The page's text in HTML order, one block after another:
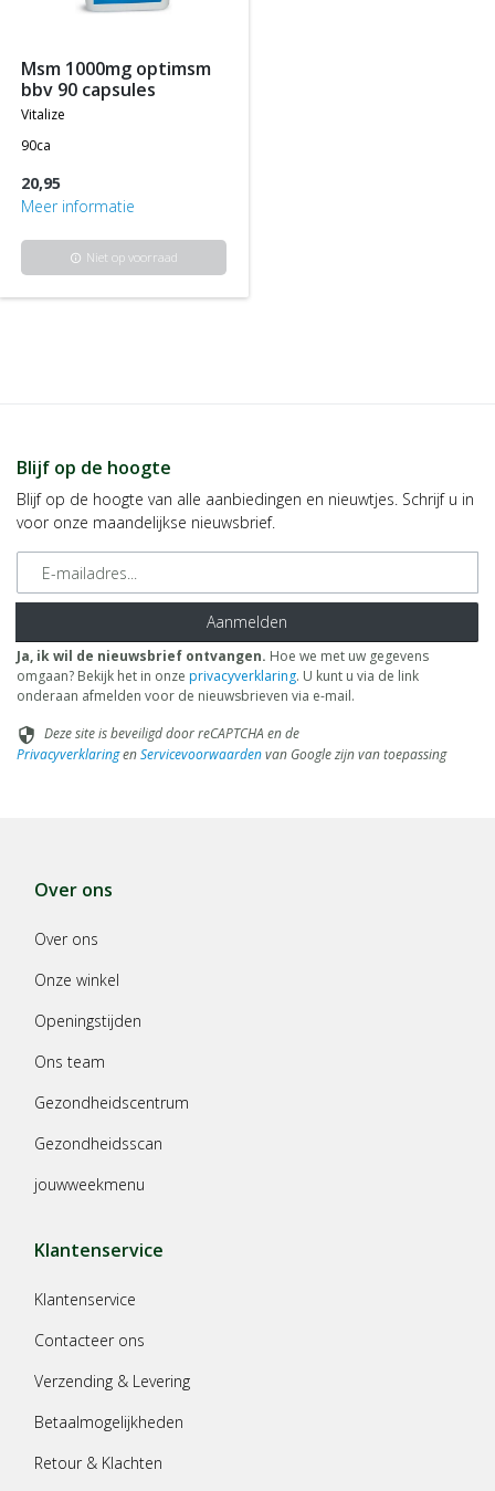
producten die tegen de normale of standaard verkoopprijs
msm 1000mg optimsm
bbv 90 capsules
vitalize
90ca
20,95
Meer informatie
info Niet op voorraad
Blijf op de hoogte
Blijf op de hoogte van alle aanbiedingen en nieuwtjes. Schrijf u in
voor onze maandelijkse nieuwsbrief.
E-mailadres
Aanmelden
Ja, ik wil de nieuwsbrief ontvangen. Hoe we met uw gegevens
omgaan? Bekijk het in onze privacyverklaring. U kunt u via de link
onderaan afmelden voor de nieuwsbrieven via e-mail.
security Deze site is beveiligd door reCAPTCHA en de
PrivacyverklaringenServicevoorwaardenvan Google zijn van toepassing
Over ons
Over ons
Onze winkel
Openingstijden
Ons team
Gezondheidscentrum
Gezondheidsscan
jouwweekmenu
Klantenservice
Klantenservice
Contacteer ons
Verzending & Levering
Betaalmogelijkheden
Retour & Klachten